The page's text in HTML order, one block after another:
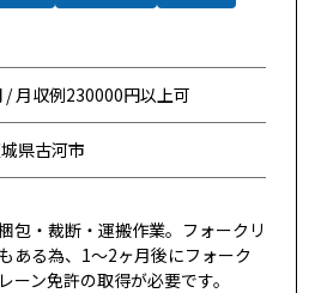
月収例230000円以上可
県古河市
包・裁断・運搬作業。フォークリ
ある為、1～2ヶ月後にフォーク
ーン免許の取得が必要です。